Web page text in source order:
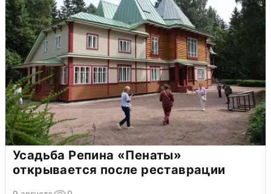
Усадьба Репина «Пенаты»
открывается после реставрации